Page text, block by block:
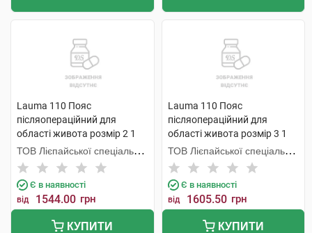
Lauma 110 Пояс
післяопераційний для
області живота розмір 2 1
шт
ТОВ Лієпайської спеціальної
економічної зони Лаума
Медікал,
Є в наявності
від 1544.00 грн
КУПИТИ
Lauma 110 Пояс
післяопераційний для
області живота розмір 3 1
шт
ТОВ Лієпайської спеціальної
економічної зони Лаума
Медікал,
Є в наявності
від 1605.50 грн
КУПИТИ